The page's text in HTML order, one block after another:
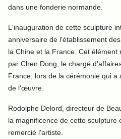
dans une fonderie normande.
L'inauguration de cette sculpture
anniversaire de l'établissement
la Chine et la France. Cet
par Chen Dong, le chargé
France, lors de la cérémonie qui a
de l'œuvre.
Rodolphe Delord, directeur de
la magnificence de cette sculpture
remercié l'artiste.